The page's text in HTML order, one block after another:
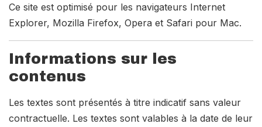
Ce site est optimisé pour les navigateurs Internet
Explorer, Mozilla Firefox, Opera et Safari pour Mac.
Informations sur les
contenus
Les textes sont présentés à titre indicatif sans valeur
contractuelle. Les textes sont valables à la date de leur